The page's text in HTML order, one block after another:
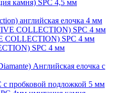
камня) SPC 4,5 мм
английская елочка 4 мм
COLLECTION) SPC 4 мм
COLLECTION) SPC 4 мм
SPC 4 мм
Английская елочка с
с пробковой подложкой 5 мм